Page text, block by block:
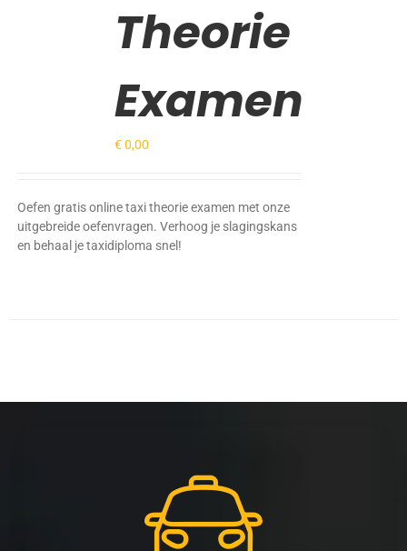
Theorie
Examen
€0,00
Oefen gratis online taxi theorie examen met onze
uitgebreide oefenvragen. Verhoog je slagingskans
en behaal je taxidiploma snel!